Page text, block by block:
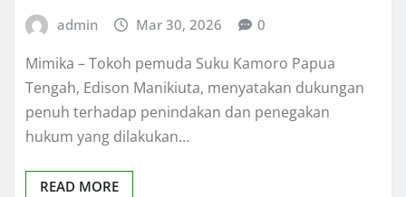
admin Mar 30, 2026 0
Mimika – Tokoh pemuda Suku Kamoro Papua
Tengah, Edison Manikiuta, menyatakan dukungan
penuh terhadap penindakan dan penegakan
hukum yang dilakukan…
READ MORE